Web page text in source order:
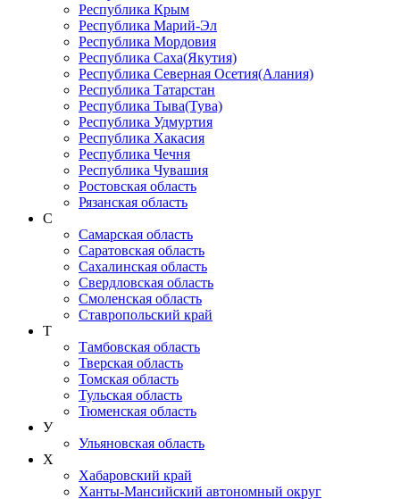
Республика Крым
Республика Марий-Эл
Республика Мордовия
Республика Саха(Якутия)
Республика Северная Осетия(Алания)
Республика Татарстан
Республика Тыва(Тува)
Республика Удмуртия
Республика Хакасия
Республика Чечня
Республика Чувашия
Ростовская область
Рязанская область
С
Самарская область
Саратовская область
Сахалинская область
Свердловская область
Смоленская область
Ставропольский край
Т
Тамбовская область
Тверская область
Томская область
Тульская область
Тюменская область
У
Ульяновская область
Х
Хабаровский край
Ханты-Мансийский автономный округ